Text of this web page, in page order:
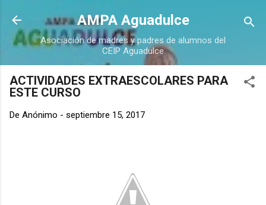
Ir al contenido principal
AMPA Aguadulce
Asociación de madres y padres de alumnos del
CEIP Aguadulce
ACTIVIDADES EXTRAESCOLARES PARA
ESTE CURSO
De Anónimo - septiembre 15, 2017